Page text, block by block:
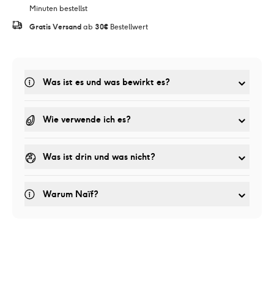
Minuten bestellst
Gratis Versand ab 30€ Bestellwert
Wie verwende ich es?
Was ist drin und was nicht?
Warum Naïf?